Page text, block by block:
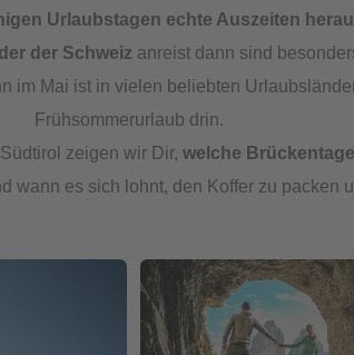
Urlaubstagen echte Auszeiten
der Schweiz anreist dann sind
im Mai ist in vielen beliebten
Frühsommerurlaub drin.
zeigen wir Dir, welche
wann es sich lohnt, den Koffer zu packen